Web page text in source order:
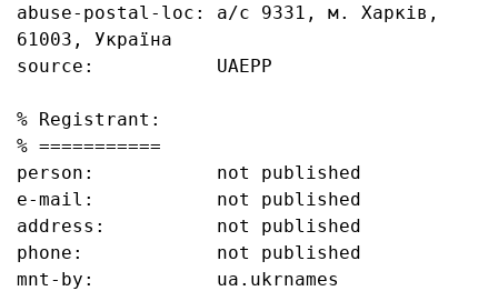
abuse-postal-loc: а/с 9331, м. Харків,
61003, Україна
source:           UAEPP
% Registrant:
% ===========
person:           not published
e-mail:           not published
address:          not published
phone:            not published
mnt-by:           ua.ukrnames